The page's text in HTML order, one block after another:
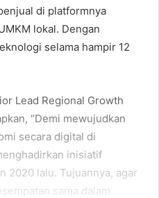
di platformnya
lokal. Dengan
selama hampir 12
Lead Regional Growth
“Demi mewujudkan
secara digital di
inisiatif
2020 lalu. Tujuannya, agar
sama dalam